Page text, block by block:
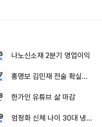
나노신소재 2분기 영업이익
홍명보 김민재 전술 확실한 감
한가인 유튜브 삶 마감
엄정화 신체 나이 30대 냉장고